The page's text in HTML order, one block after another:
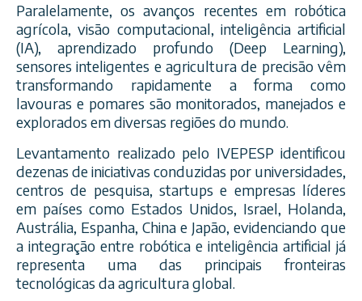
Paralelamente, os avanços recentes em robótica
agrícola, visão computacional, inteligência artificial
(IA), aprendizado profundo (Deep Learning),
sensores inteligentes e agricultura de precisão vêm
transformando rapidamente a forma como
lavouras e pomares são monitorados, manejados e
explorados em diversas regiões do mundo.
Levantamento realizado pelo IVEPESP identificou
dezenas de iniciativas conduzidas por universidades,
centros de pesquisa, startups e empresas líderes
em países como Estados Unidos, Israel, Holanda,
Austrália, Espanha, China e Japão, evidenciando que
a integração entre robótica e inteligência artificial já
representa uma das principais fronteiras
tecnológicas da agricultura global.